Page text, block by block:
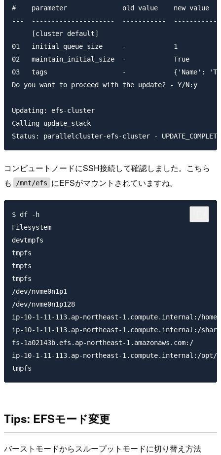
#    parameter              old value    new value
---  ---------------------  -----------
     [cluster default]
01   initial_queue_size     -            1
02   maintain_initial_size  -            True
03   tags                   -            {'Name':
Do you want to proceed with the update? - Y/N:y
Updating: efs-cluster
Calling update_stack
コンピュートノードにSSH接続して確認しました。こちら
も
/mnt/efs にEFSがマウントされていますね。
$ df -h
Filesystem
devtmpfs
tmpfs
tmpfs
tmpfs
/dev/nvme0n1p1
/dev/nvme0n1p128
ip-10-1-11-113.ap-northeast-1.compute.internal:/
ip-10-1-11-113.ap-northeast-1.compute.internal:/
fs-1a02143b.efs.ap-northeast-1.amazonaws.com:/
ip-10-1-11-113.ap-northeast-1.compute.internal:/opt/
Tips: EFSモード変更
バーストモードからスループットモードに切り替え方法